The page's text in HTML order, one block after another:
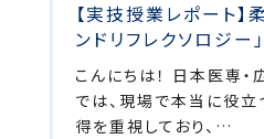
【実技授業レポート】
ンドリフレクソロジー」
こんにちは！ 日本医専・
では、現場で本当に役
得を重視しており、…